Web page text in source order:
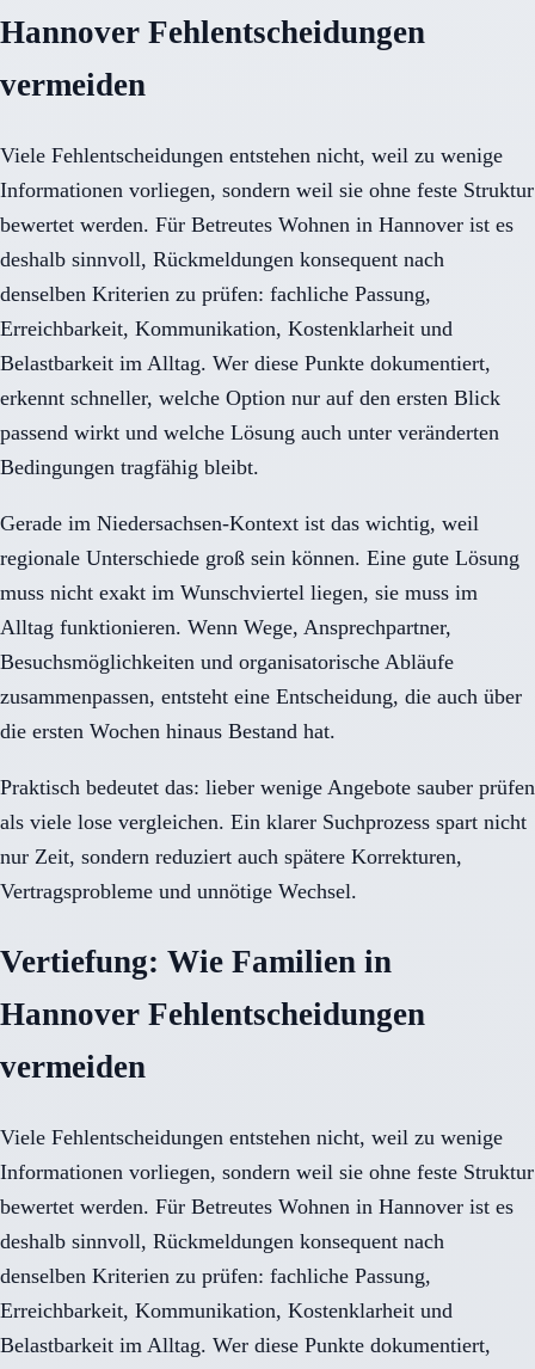
Hannover Fehlentscheidungen
vermeiden
Viele Fehlentscheidungen entstehen nicht, weil zu wenige
Informationen vorliegen, sondern weil sie ohne feste Struktur
bewertet werden. Für Betreutes Wohnen in Hannover ist es
deshalb sinnvoll, Rückmeldungen konsequent nach
denselben Kriterien zu prüfen: fachliche Passung,
Erreichbarkeit, Kommunikation, Kostenklarheit und
Belastbarkeit im Alltag. Wer diese Punkte dokumentiert,
erkennt schneller, welche Option nur auf den ersten Blick
passend wirkt und welche Lösung auch unter veränderten
Bedingungen tragfähig bleibt.
Gerade im Niedersachsen-Kontext ist das wichtig, weil
regionale Unterschiede groß sein können. Eine gute Lösung
muss nicht exakt im Wunschviertel liegen, sie muss im
Alltag funktionieren. Wenn Wege, Ansprechpartner,
Besuchsmöglichkeiten und organisatorische Abläufe
zusammenpassen, entsteht eine Entscheidung, die auch über
die ersten Wochen hinaus Bestand hat.
Praktisch bedeutet das: lieber wenige Angebote sauber prüfen
als viele lose vergleichen. Ein klarer Suchprozess spart nicht
nur Zeit, sondern reduziert auch spätere Korrekturen,
Vertragsprobleme und unnötige Wechsel.
Vertiefung: Wie Familien in
Hannover Fehlentscheidungen
vermeiden
Viele Fehlentscheidungen entstehen nicht, weil zu wenige
Informationen vorliegen, sondern weil sie ohne feste Struktur
bewertet werden. Für Betreutes Wohnen in Hannover ist es
deshalb sinnvoll, Rückmeldungen konsequent nach
denselben Kriterien zu prüfen: fachliche Passung,
Erreichbarkeit, Kommunikation, Kostenklarheit und
Belastbarkeit im Alltag. Wer diese Punkte dokumentiert,